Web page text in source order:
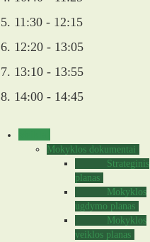
5. 11:30 - 12:15
6. 12:20 - 13:05
7. 13:10 - 13:55
8. 14:00 - 14:45
Mokyklos dokumentai
Strateginis
planas
Mokyklos
ugdymo planas
Mokyklos
veiklos planas